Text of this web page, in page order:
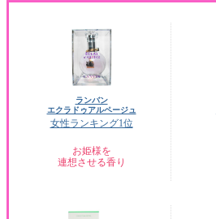
ランバン
エクラドゥアルページュ
女性ランキング1位
お姫様を
連想させる香り